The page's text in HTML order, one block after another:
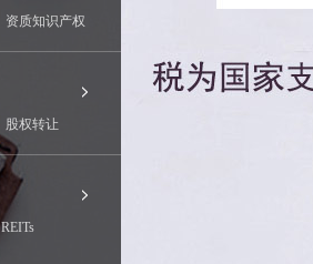
资质知识产权
股权转让
REITs